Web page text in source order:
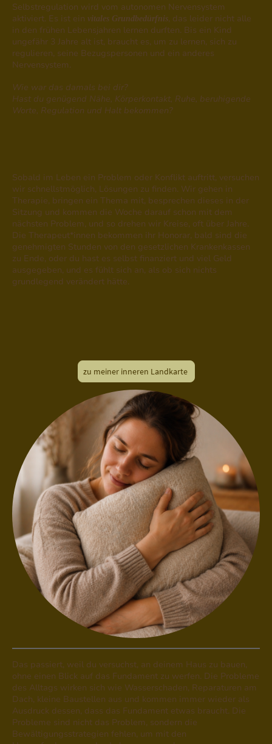
Selbstregulation wird vom autonomen Nervensystem
aktiviert. Es ist ein vitales Grundbedürfnis, das leider nicht alle
in den frühen Lebensjahren lernen durften. Bis ein Kind
ungefähr 3 Jahre alt ist, braucht es, um zu lernen, sich zu
regulieren, seine Bezugspersonen und ein anderes
Nervensystem.
Wie war das damals bei dir?
Hast du genügend Nähe, Körperkontakt, Ruhe, beruhigende
Worte, Regulation und Halt bekommen?
Sobald im Leben ein Problem oder Konflikt auftritt, versuchen
wir schnellstmöglich, Lösungen zu finden. Wir gehen in
Therapie, bringen ein Thema mit, besprechen dieses in der
Sitzung und kommen die Woche darauf schon mit dem
nächsten Problem, und so drehen wir Kreise, oft über Jahre.
Die Therapeut*innen bekommen ihr Honorar, bald sind die
genehmigten Stunden von den gesetzlichen Krankenkassen
zu Ende, oder du hast es selbst finanziert und viel Geld
ausgegeben, und es fühlt sich an, als ob sich nichts
grundlegend verändert hätte.
zu meiner inneren Landkarte
Das passiert, weil du versuchst, an deinem Haus zu bauen,
ohne einen Blick auf das Fundament zu werfen. Die Probleme
des Alltags wirken sich wie Wasserschaden, Reparaturen am
Dach, kleine Baustellen aus und kommen immer wieder als
Ausdruck dessen, dass das Fundament etwas braucht. Die
Probleme sind nicht das Problem, sondern die
Bewältigungsstrategien fehlen, um mit den